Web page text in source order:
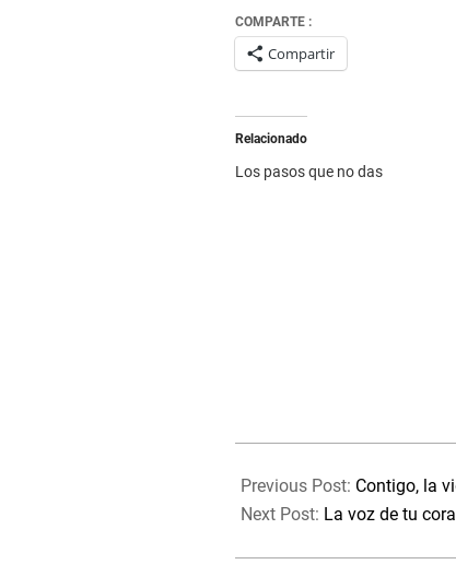
COMPARTE :
Compartir
Relacionado
Los pasos que no das
07-
11
Previous Post: Contigo, la
Next Post: La voz de tu